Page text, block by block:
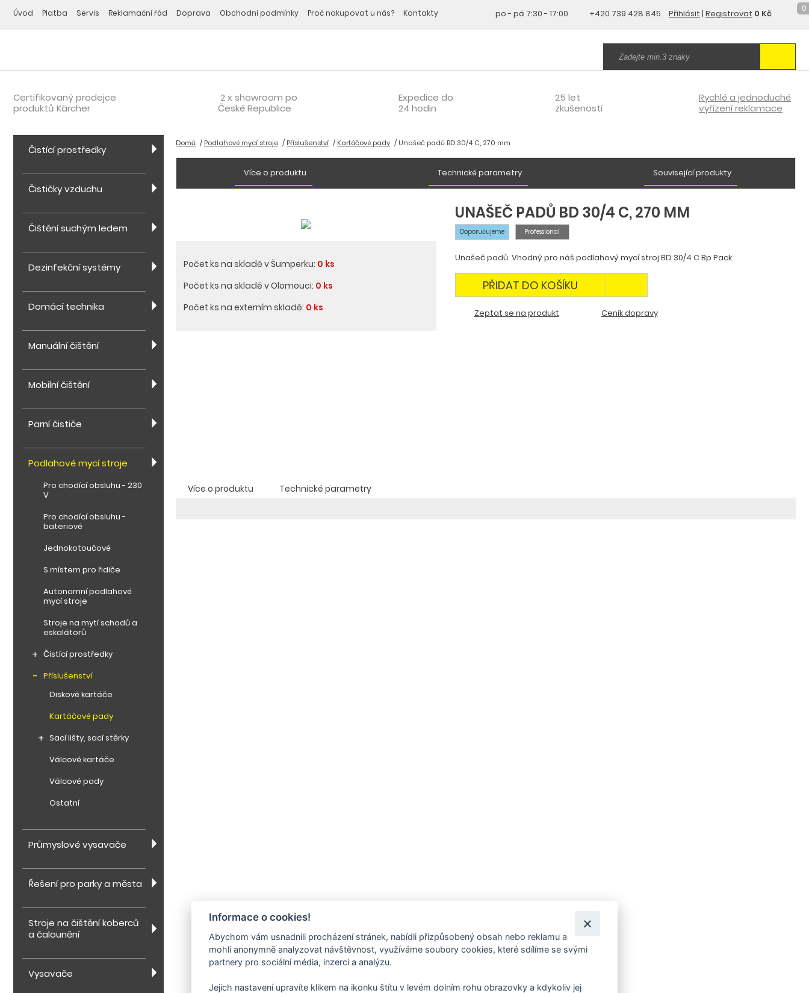
Úvod Platba Servis Reklamační řád Doprava Obchodní podmínky Proč nakupovat u nás? Kontakty po - pá 7:30 - 17:00 +420 739 428 845 Přihlásit | Registrovat 0 Kč 0
Certifikovaný prodejce
produktů Kärcher
2 x showroom po
České Republice
Expedice do
24 hodin
25 let
zkušeností
Rychlé a jednoduché
vyřízení reklamace
Čistící prostředky
Čističky vzduchu
Čištění suchým ledem
Dezinfekční systémy
Domácí technika
Manuální čištění
Mobilní čištění
Parní čističe
Podlahové mycí stroje
Pro chodící obsluhu - 230
V
Pro chodící obsluhu -
bateriové
Jednokotoučové
S místem pro řidiče
Autonomní podlahové
mycí stroje
Stroje na mytí schodů a
eskalátorů
Čistící prostředky
Příslušenství
Diskové kartáče
Kartáčové pady
Sací lišty, sací stěrky
Válcové kartáče
Válcové pady
Ostatní
Průmyslové vysavače
Řešení pro parky a města
Stroje na čištění koberců
a čalounění
Vysavače
Domů Podlahové mycí stroje Příslušenství Kartáčové pady Unašeč padů BD 30/4 C, 270 mm
Více o produktu Technické parametry Související produkty
Počet ks na skladě v Šumperku: 0 ks
Počet ks na skladě v Olomouci: 0 ks
Počet ks na externím skladě: 0 ks
UNAŠEČ PADŮ BD 30/4 C, 270 MM
Doporučujeme Professional
Unašeč padů. Vhodný pro náš podlahový mycí stroj BD 30/4 C Bp Pack.
PŘIDAT DO KOŠÍKU
Zeptat se na produkt Ceník dopravy
Více o produktu Technické parametry
Informace o cookies!
Abychom vám usnadnili procházení stránek, nabídli přizpůsobený obsah nebo reklamu a
mohli anonymně analyzovat návštěvnost, využíváme soubory cookies, které sdílíme se svými
partnery pro sociální média, inzerci a analýzu.
Jejich nastavení upravíte klikem na ikonku štítu v levém dolním rohu obrazovky a kdykoliv jej